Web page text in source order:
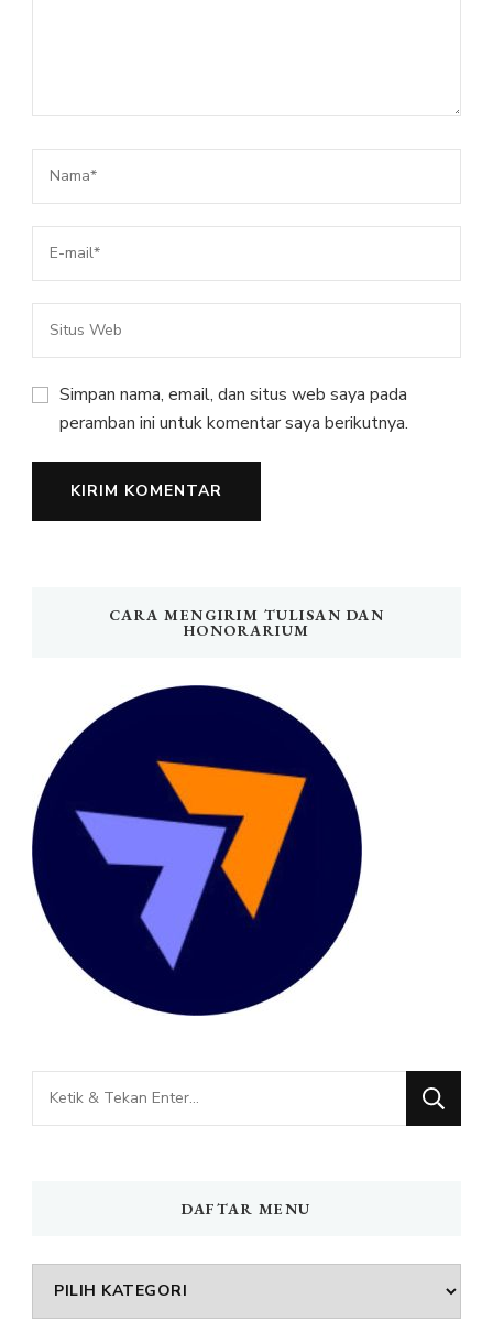
Simpan nama, email, dan situs web saya pada
peramban ini untuk komentar saya berikutnya.
CARA MENGIRIM TULISAN DAN
HONORARIUM
Mencari
Sesuatu?
DAFTAR MENU
DAFTAR
MENU